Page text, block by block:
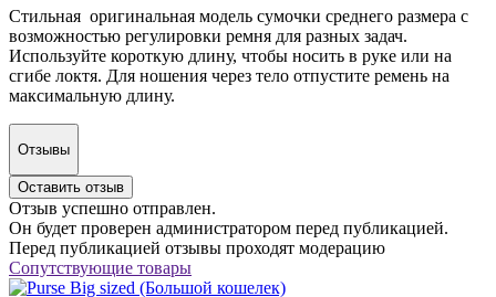
Стильная оригинальная модель сумочки среднего размера с
возможностью регулировки ремня для разных задач.
Используйте короткую длину, чтобы носить в руке или на
сгибе локтя. Для ношения через тело отпустите ремень на
максимальную длину.
Отзывы
Оставить отзыв
Отзыв успешно отправлен.
Он будет проверен администратором перед публикацией.
Перед публикацией отзывы проходят модерацию
Сопутствующие товары